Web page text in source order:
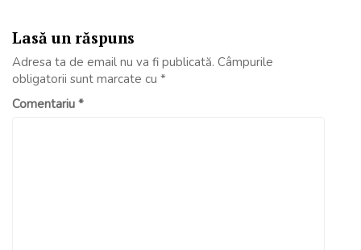
Lasă un răspuns
Adresa ta de email nu va fi publicată. Câmpurile
obligatorii sunt marcate cu *
Comentariu *